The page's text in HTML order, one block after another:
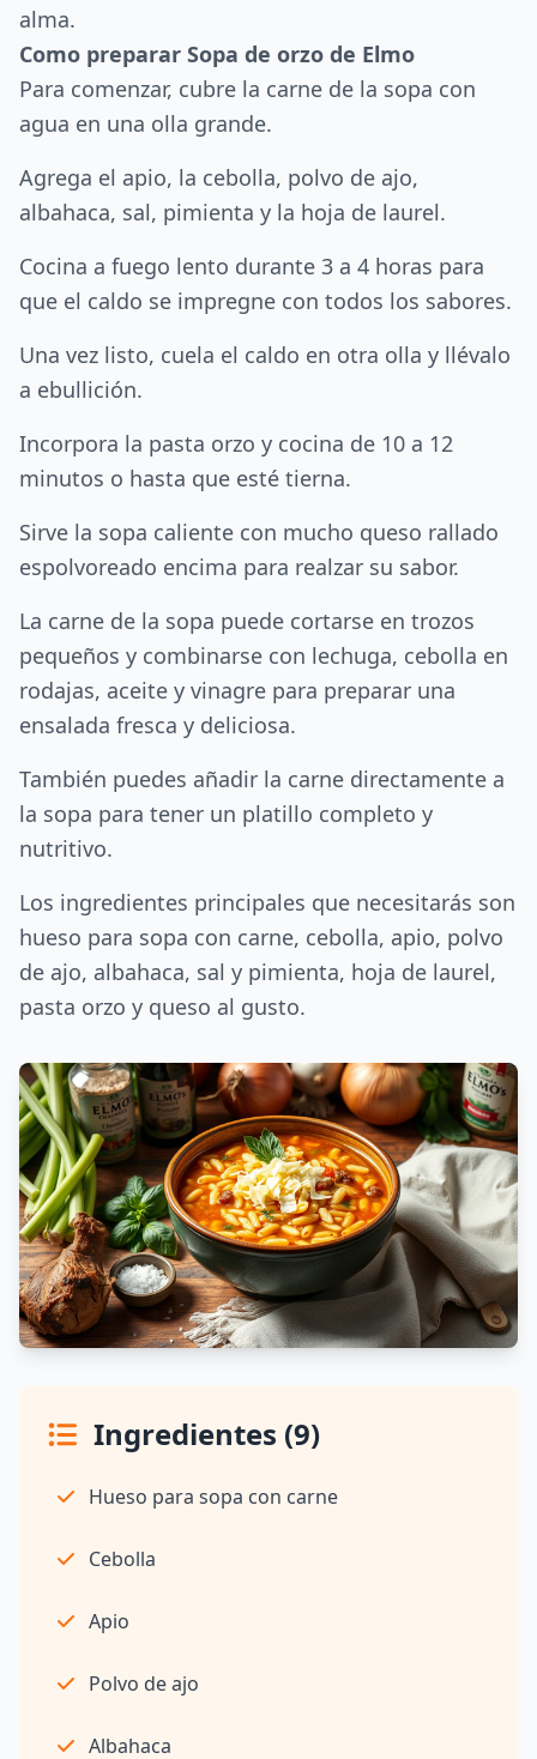
alma.
Como preparar Sopa de orzo de Elmo
Para comenzar, cubre la carne de la sopa con
agua en una olla grande.
Agrega el apio, la cebolla, polvo de ajo,
albahaca, sal, pimienta y la hoja de laurel.
Cocina a fuego lento durante 3 a 4 horas para
que el caldo se impregne con todos los sabores.
Una vez listo, cuela el caldo en otra olla y llévalo
a ebullición.
Incorpora la pasta orzo y cocina de 10 a 12
minutos o hasta que esté tierna.
Sirve la sopa caliente con mucho queso rallado
espolvoreado encima para realzar su sabor.
La carne de la sopa puede cortarse en trozos
pequeños y combinarse con lechuga, cebolla en
rodajas, aceite y vinagre para preparar una
ensalada fresca y deliciosa.
También puedes añadir la carne directamente a
la sopa para tener un platillo completo y
nutritivo.
Los ingredientes principales que necesitarás son
hueso para sopa con carne, cebolla, apio, polvo
de ajo, albahaca, sal y pimienta, hoja de laurel,
pasta orzo y queso al gusto.
Ingredientes (9)
Hueso para sopa con carne
Cebolla
Apio
Polvo de ajo
Albahaca